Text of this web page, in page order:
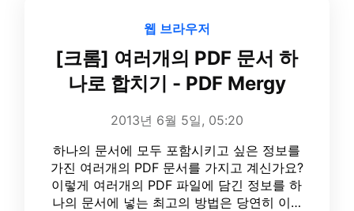
웹 브라우저
[크롬] 여러개의 PDF 문서 하
나로 합치기 - PDF Mergy
2013년 6월 5일, 05:20
하나의 문서에 모두 포함시키고 싶은 정보를
가진 여러개의 PDF 문서를 가지고 계신가요?
이렇게 여러개의 PDF 파일에 담긴 정보를 하
나의 문서에 넣는 최고의 방법은 당연히 이…